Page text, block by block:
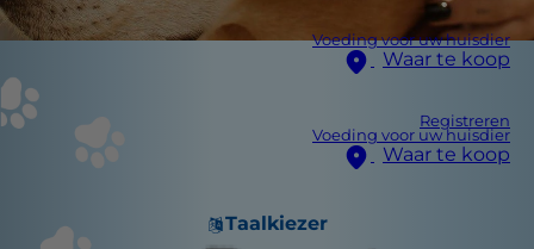
Voeding voor uw huisdier
Waar te koop
Registreren
Voeding voor uw huisdier
Waar te koop
Taalkiezer